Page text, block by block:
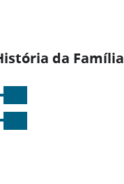
da Família